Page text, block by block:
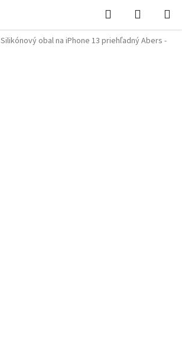
Hľadať
KOŠÍK
Silikónový obal na iPhone 13 priehľadný Abers -